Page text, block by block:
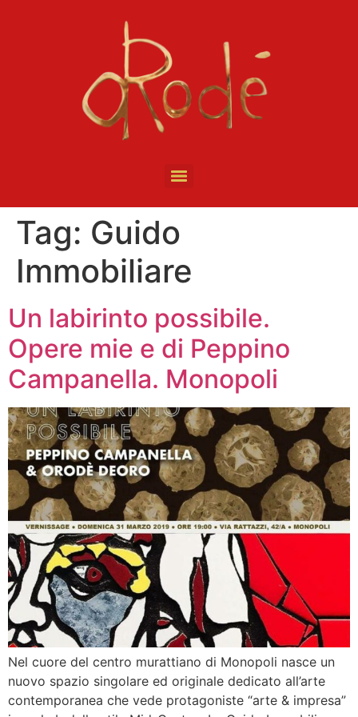
Tag: Guido
Immobiliare
Un labirinto possibile.
Opere mie e di Peppino
Campanella. Monopoli
Nel cuore del centro murattiano di Monopoli nasce un
nuovo spazio singolare ed originale dedicato all’arte
contemporanea che vede protagoniste “arte & impresa”